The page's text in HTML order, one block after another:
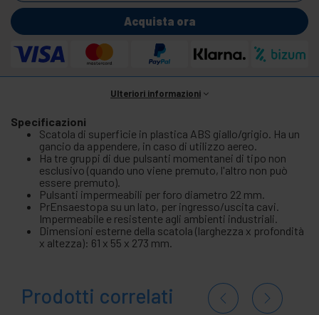
Acquista ora
Ulteriori informazioni
Specificazioni
Scatola di superficie in plastica ABS giallo/grigio. Ha un
gancio da appendere, in caso di utilizzo aereo.
Ha tre gruppi di due pulsanti momentanei di tipo non
esclusivo (quando uno viene premuto, l'altro non può
essere premuto).
Pulsanti impermeabili per foro diametro 22 mm.
PrEnsaestopa su un lato, per ingresso/uscita cavi.
Impermeabile e resistente agli ambienti industriali.
Dimensioni esterne della scatola (larghezza x profondità
x altezza): 61 x 55 x 273 mm.
Prodotti correlati